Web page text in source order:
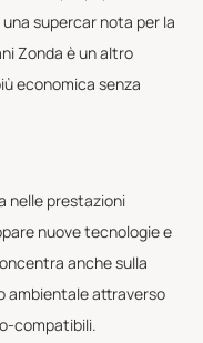
supercar nota per la
Zonda è un altro
economica senza
nelle prestazioni
nuove tecnologie e
anche sulla
ambientale attraverso
compatibili.